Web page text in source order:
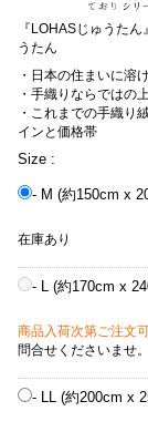
『LOHASじゅうた
うたん
・日本の住まいに溶
・手織りならではの
・これまでの手織り
インと価格帯
Size :
- M (約150cm x
在庫あり
- L (約170cm x
商品入荷次第ご注文
問合せくださいませ
- LL (約200cm x